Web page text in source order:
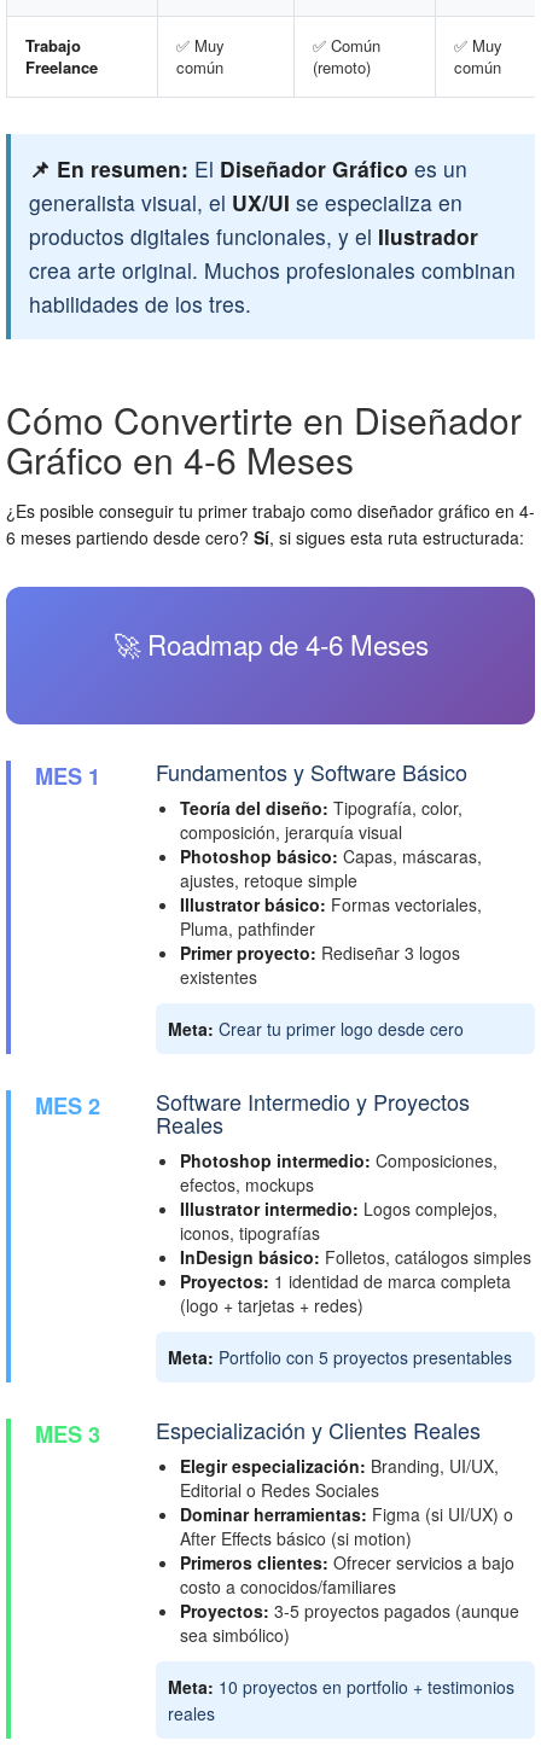
Trabajo
Freelance
✅ Muy
común
✅ Común
(remoto)
✅ Muy
común
📌 En resumen: El Diseñador Gráfico es un
generalista visual, el UX/UI se especializa en
productos digitales funcionales, y el Ilustrador
crea arte original. Muchos profesionales combinan
habilidades de los tres.
Cómo Convertirte en Diseñador
Gráfico en 4-6 Meses
¿Es posible conseguir tu primer trabajo como diseñador gráfico en 4-
6 meses partiendo desde cero? Sí, si sigues esta ruta estructurada:
🚀 Roadmap de 4-6 Meses
MES 1 Fundamentos y Software Básico
Teoría del diseño: Tipografía, color,
composición, jerarquía visual
Photoshop básico: Capas, máscaras,
ajustes, retoque simple
Illustrator básico: Formas vectoriales,
Pluma, pathfinder
Primer proyecto: Rediseñar 3 logos
existentes
Meta: Crear tu primer logo desde cero
MES 2 Software Intermedio y Proyectos
Reales
Photoshop intermedio: Composiciones,
efectos, mockups
Illustrator intermedio: Logos complejos,
iconos, tipografías
InDesign básico: Folletos, catálogos simples
Proyectos: 1 identidad de marca completa
(logo + tarjetas + redes)
Meta: Portfolio con 5 proyectos presentables
MES 3 Especialización y Clientes Reales
Elegir especialización: Branding, UI/UX,
Editorial o Redes Sociales
Dominar herramientas: Figma (si UI/UX) o
After Effects básico (si motion)
Primeros clientes: Ofrecer servicios a bajo
costo a conocidos/familiares
Proyectos: 3-5 proyectos pagados (aunque
sea simbólico)
Meta: 10 proyectos en portfolio + testimonios
reales